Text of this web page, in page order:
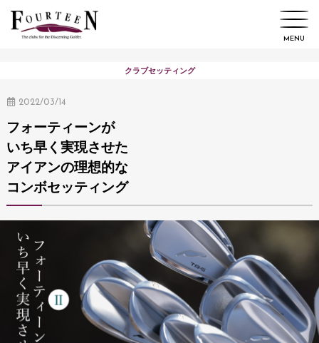
クラブセッティング
2022/03/14
フォーティーンが
いち早く実現させた
アイアンの理想的な
コンボセッティング